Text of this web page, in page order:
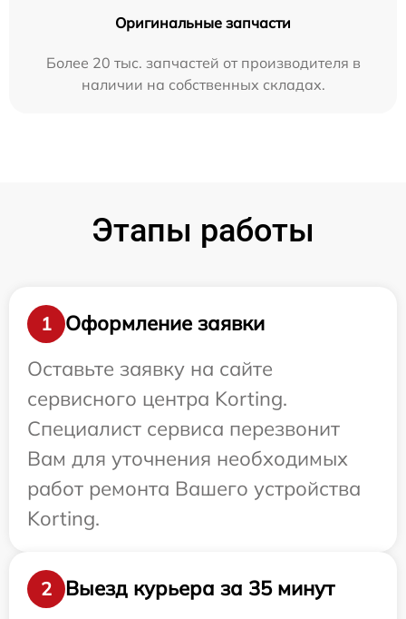
Оригинальные запчасти
Более 20 тыс. запчастей от производителя в
наличии на собственных складах.
Этапы работы
1
Оформление заявки
Оставьте заявку на сайте
сервисного центра Korting.
Специалист сервиса перезвонит
Вам для уточнения необходимых
работ ремонта Вашего устройства
Korting.
2 Выезд курьера за 35 минут